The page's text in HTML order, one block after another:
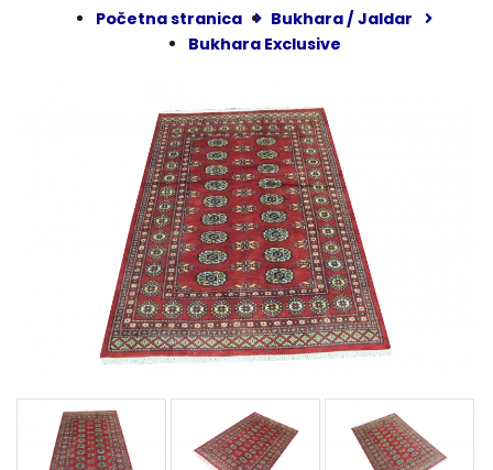
Početna stranica
Bukhara / Jaldar
Bukhara Exclusive